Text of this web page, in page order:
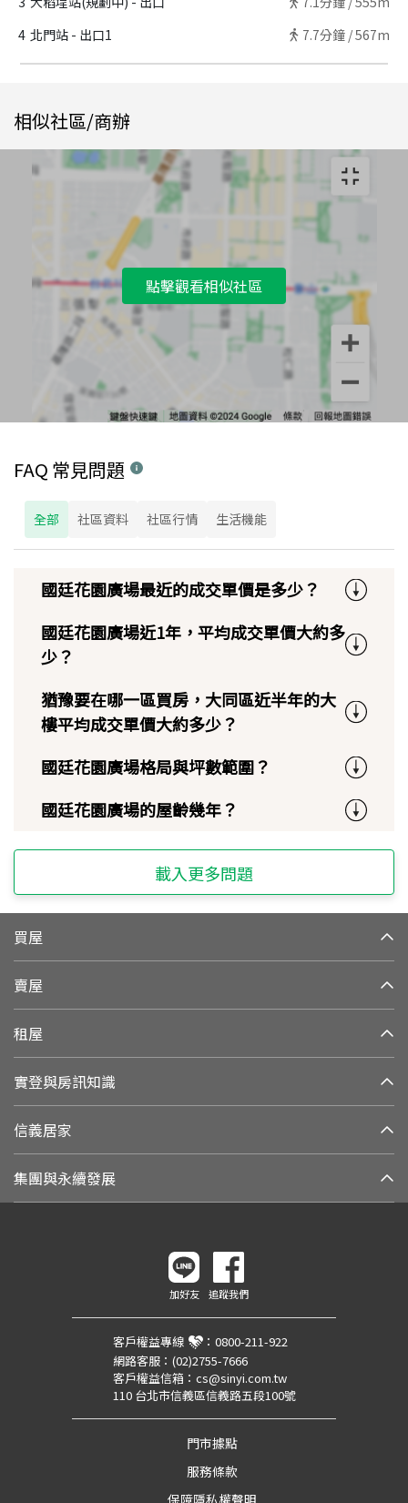
4 北門站 - 出口1 7.7分鐘 /567m
相似社區/商辦
點擊觀看相似社區
FAQ 常見問題
全部 社區資料 社區行情 生活機能
國廷花園廣場最近的成交單價是多少？
國廷花園廣場近1年，平均成交單價大約多
少？
猶豫要在哪一區買房，大同區近半年的大
樓平均成交單價大約多少？
國廷花園廣場格局與坪數範圍？
國廷花園廣場的屋齡幾年？
載入更多問題
買屋
賣屋
租屋
實登與房訊知識
信義居家
集團與永續發展
加好友 追蹤我們
客戶權益專線 ： 0800-211-922
網路客服： (02)2755-7666
客戶權益信箱： cs@sinyi.com.tw
110 台北市信義區信義路五段100號
門市據點
服務條款
保障隱私權聲明